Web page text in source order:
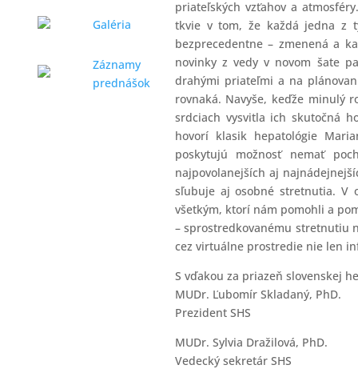
Galéria
Záznamy
prednášok
priateľských vzťahov a
tkvie v tom, že každá jedna z
bezprecedentne – zmenená a
novinky z vedy v novom šate
drahými priateľmi a na
rovnaká. Navyše, keďže minulý
srdciach vysvitla ich skutočná
hovorí klasik hepatológie
poskytujú možnosť nemať
najpovolanejších aj
sľubuje aj osobné stretnutia. V
všetkým, ktorí nám pomohli a
– sprostredkovanému stretnutiu
cez virtuálne prostredie nie len
S vďakou za priazeň slovenskej
MUDr. Ľubomír Skladaný, PhD.
Prezident SHS
MUDr. Sylvia Dražilová, PhD.
Vedecký sekretár SHS